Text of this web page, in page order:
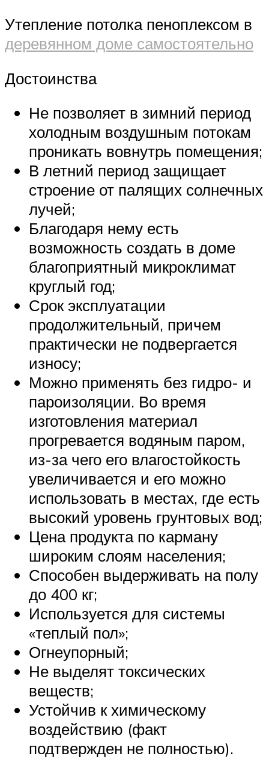
Утепление потолка пеноплексом в
деревянном доме самостоятельно
Достоинства
Не позволяет в зимний период
холодным воздушным потокам
проникать вовнутрь помещения;
В летний период защищает
строение от палящих солнечных
лучей;
Благодаря нему есть
возможность создать в доме
благоприятный микроклимат
круглый год;
Срок эксплуатации
продолжительный, причем
практически не подвергается
износу;
Можно применять без гидро- и
пароизоляции. Во время
изготовления материал
прогревается водяным паром,
из-за чего его влагостойкость
увеличивается и его можно
использовать в местах, где есть
высокий уровень грунтовых вод;
Цена продукта по карману
широким слоям населения;
Способен выдерживать на полу
до 400 кг;
Используется для системы
«теплый пол»;
Огнеупорный;
Не выделят токсических
веществ;
Устойчив к химическому
воздействию (факт
подтвержден не полностью).